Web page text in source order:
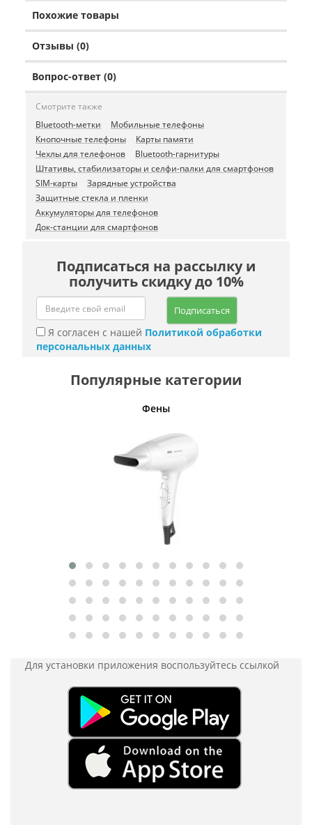
Похожие товары
Отзывы (0)
Вопрос-ответ (0)
Смотрите также
Bluetooth-метки
Мобильные телефоны
Кнопочные телефоны
Карты памяти
Чехлы для телефонов
Bluetooth-гарнитуры
Штативы, стабилизаторы и селфи-палки для смартфонов
SIM-карты
Зарядные устройства
Защитные стекла и пленки
Аккумуляторы для телефонов
Док-станции для смартфонов
Подписаться на рассылку и
получить скидку до 10%
Подписаться
Я согласен с нашей Политикой обработки
персональных данных
Популярные категории
Фены
Для установки приложения воспользуйтесь ссылкой